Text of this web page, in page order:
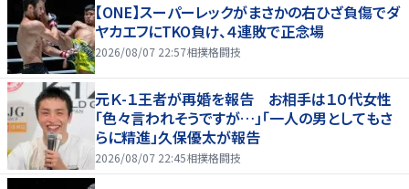
【ONE】スーパーレックがまさかの右ひざ負傷でダ
ヤカエフにTKO負け、４連敗で正念場
2026/08/07 22:57相撲格闘技
元Ｋ-１王者が再婚を報告 お相手は１０代女性
「色々言われそうですが…」「一人の男としてもさ
らに精進」久保優太が報告
2026/08/07 22:45相撲格闘技